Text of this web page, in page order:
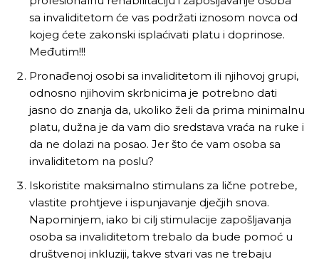
sa invaliditetom će vas podržati iznosom novca od
kojeg ćete zakonski isplaćivati platu i doprinose.
Međutim!!!
Pronađenoj osobi sa invaliditetom ili njihovoj grupi,
odnosno njihovim skrbnicima je potrebno dati
jasno do znanja da, ukoliko želi da prima minimalnu
platu, dužna je da vam dio sredstava vraća na ruke i
da ne dolazi na posao. Jer što će vam osoba sa
invaliditetom na poslu?
Iskoristite maksimalno stimulans za lične potrebe,
vlastite prohtjeve i ispunjavanje dječjih snova.
Napominjem, iako bi cilj stimulacije zapošljavanja
osoba sa invaliditetom trebalo da bude pomoć u
društvenoj inkluziji, takve stvari vas ne trebaju